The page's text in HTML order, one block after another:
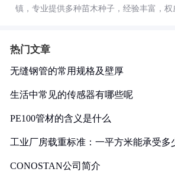
镇，专业提供多种苗木种子，经验丰富，权
热门文章
无缝钢管的常用规格及壁厚
生活中常见的传感器有哪些呢
PE100管材的含义是什么
工业厂房载重标准：一平方米能承受多
CONOSTAN公司简介